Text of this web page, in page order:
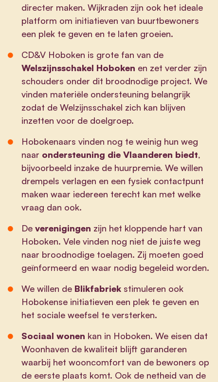
directer maken. Wijkraden zijn ook het ideale
platform om initiatieven van buurtbewoners
een plek te geven en te laten groeien.
CD&V Hoboken is grote fan van de
Welszijnsschakel Hoboken en zet verder zijn
schouders onder dit broodnodige project. We
vinden materiële ondersteuning belangrijk
zodat de Welzijnsschakel zich kan blijven
inzetten voor de doelgroep.
Hobokenaars vinden nog te weinig hun weg
naar ondersteuning die Vlaanderen biedt,
bijvoorbeeld inzake de huurpremie. We willen
drempels verlagen en een fysiek contactpunt
maken waar iedereen terecht kan met welke
vraag dan ook.
De verenigingen zijn het kloppende hart van
Hoboken. Vele vinden nog niet de juiste weg
naar broodnodige toelagen. Zij moeten goed
geïnformeerd en waar nodig begeleid worden.
We willen de Blikfabriekstimuleren ook
Hobokense initiatieven een plek te geven en
het sociale weefsel te versterken.
Sociaal wonen kan in Hoboken. We eisen dat
Woonhaven de kwaliteit blijft garanderen
waarbij het wooncomfort van de bewoners op
de eerste plaats komt. Ook de netheid van de